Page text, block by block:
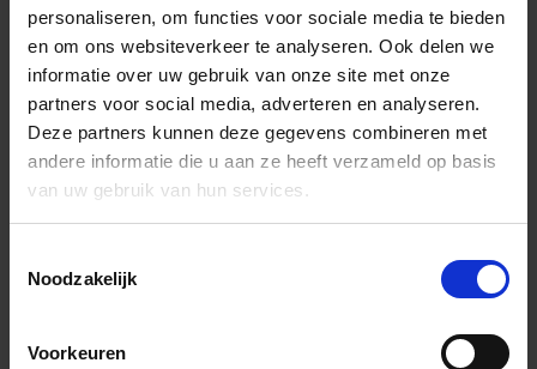
personaliseren, om functies voor sociale media te bieden
en om ons websiteverkeer te analyseren. Ook delen we
informatie over uw gebruik van onze site met onze
partners voor social media, adverteren en analyseren.
Deze partners kunnen deze gegevens combineren met
andere informatie die u aan ze heeft verzameld op basis
van uw gebruik van hun services.
Noodzakelijk
Voorkeuren